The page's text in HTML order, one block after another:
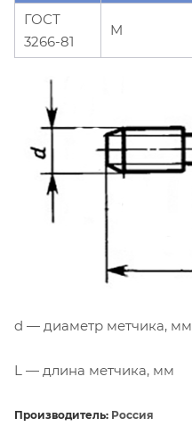
ГОСТ
3266-81
M
d — диаметр метчика, мм
L — длина метчика, мм
Производитель: Россия